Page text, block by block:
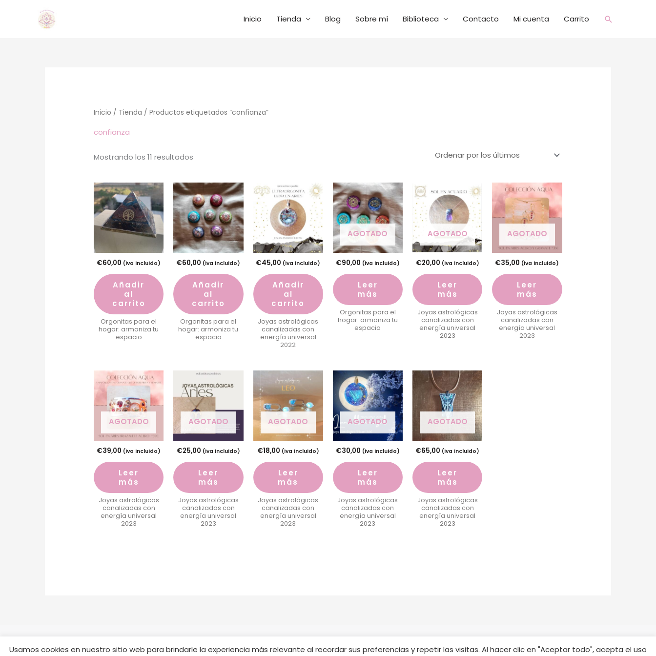
Inicio Tienda Blog Sobre mí Biblioteca Contacto Mi cuenta Carrito Buscar
Inicio / Tienda / Productos etiquetados “confianza”
confianza
Mostrando los 11 resultados
€60,00 (iva incluido)
Añadir
al
carrito
Orgonitas para el
hogar: armoniza tu
espacio
€60,00 (iva incluido)
Añadir
al
carrito
Orgonitas para el
hogar: armoniza tu
espacio
€45,00 (iva incluido)
Añadir
al
carrito
Joyas astrológicas
canalizadas con
energía universal
2022
AGOTADO
€90,00 (iva incluido)
Leer
más
Orgonitas para el
hogar: armoniza tu
espacio
AGOTADO
€20,00 (iva incluido)
Leer
más
Joyas astrológicas
canalizadas con
energía universal
2023
AGOTADO
€35,00 (iva incluido)
Leer
más
Joyas astrológicas
canalizadas con
energía universal
2023
AGOTADO
€39,00 (iva incluido)
Leer
más
Joyas astrológicas
canalizadas con
energía universal
2023
AGOTADO
€25,00 (iva incluido)
Leer
más
Joyas astrológicas
canalizadas con
energía universal
2023
AGOTADO
€18,00 (iva incluido)
Leer
más
Joyas astrológicas
canalizadas con
energía universal
2023
AGOTADO
€30,00 (iva incluido)
Leer
más
Joyas astrológicas
canalizadas con
energía universal
2023
AGOTADO
€65,00 (iva incluido)
Leer
más
Joyas astrológicas
canalizadas con
energía universal
2023
Usamos cookies en nuestro sitio web para brindarle la experiencia más relevante al recordar sus preferencias y repetir las visitas. Al hacer clic en "Aceptar todo", acepta el uso